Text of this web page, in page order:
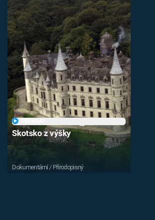
Skotsko z výšky
Dokumentární / Přírodopisný